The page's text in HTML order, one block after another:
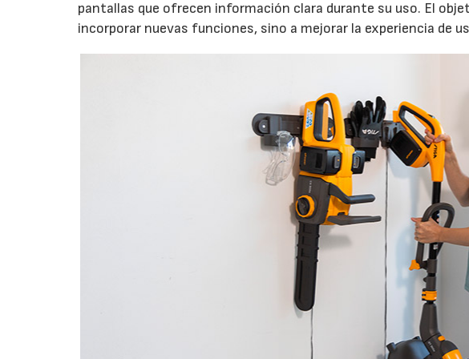
pantallas que ofrecen información clara durante su uso. El
incorporar nuevas funciones, sino a mejorar la experiencia de